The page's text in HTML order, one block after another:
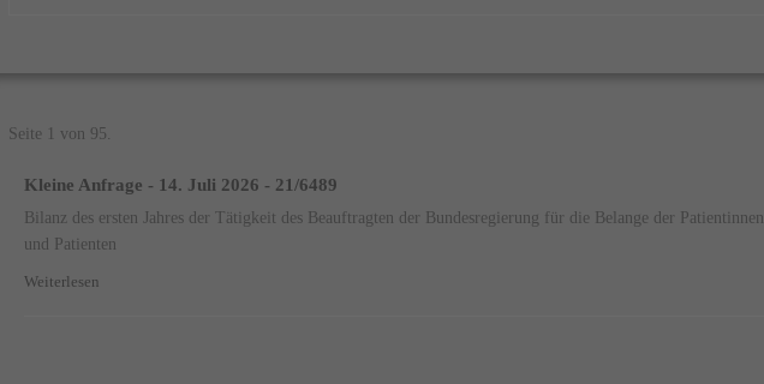
Seite 1 von 95.
Kleine Anfrage - 14. Juli 2026 - 21/6489
Bilanz des ersten Jahres der Tätigkeit des Beauftragten der Bundesregierung für die Belange der Patientinnen
und Patienten
Weiterlesen